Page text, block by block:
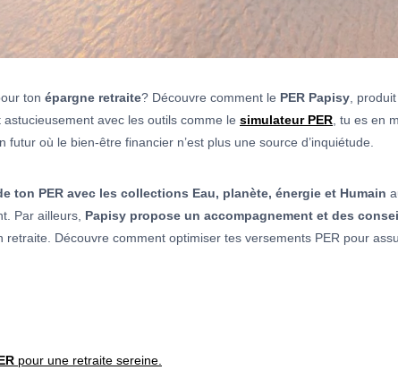
ton épargne retraite? Découvre comment le PER Papisy,
avec les outils comme le simulateur PER, tu es en
où le bien-être financier n’est plus une source d’inquiétude.
ton PER avec les collections Eau, planète, énergie et Humain
Par ailleurs, Papisy propose un accompagnement et des
Découvre comment optimiser tes versements PER pour
pour une retraite sereine.